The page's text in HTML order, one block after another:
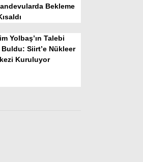
Bekleme
Yolbaş’ın Talebi
Buldu: Siirt’e Nükleer
Kuruluyor